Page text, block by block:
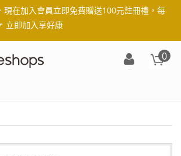
在加入會員立即免費贈送100元註冊禮，每
立即加入享好康
0